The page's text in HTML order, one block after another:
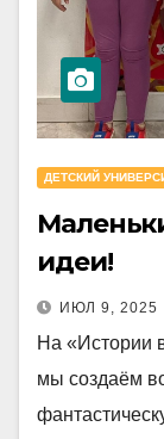
ДЕТСКИЙ
идеи!
ИЮЛ 9, 2025
На «Истории
мы создаём